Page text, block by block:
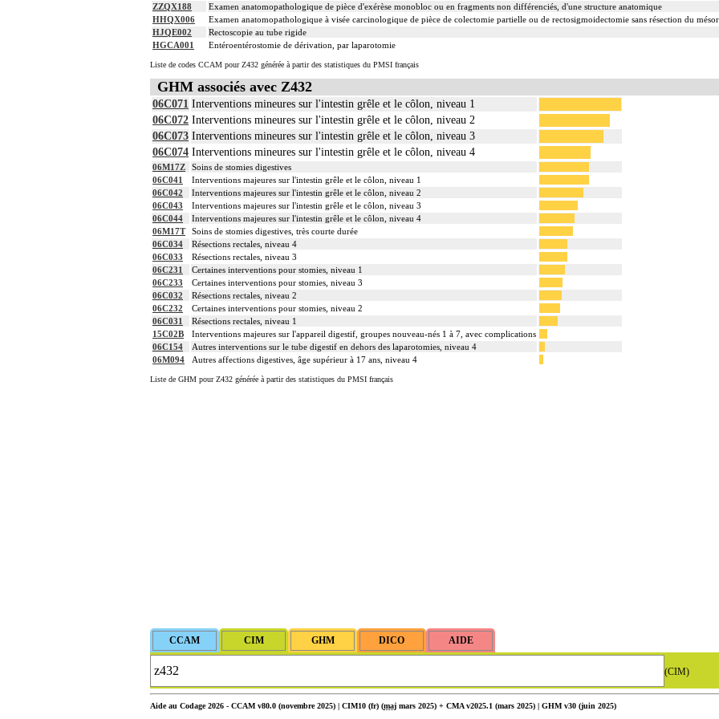
ZZQX188
Examen anatomopathologique de pièce d'exérèse monobloc ou en fragments non différenciés, d'une structure anatomique
HHQX006
Examen anatomopathologique à visée carcinologique de pièce de colectomie partielle ou de rectosigmoidectomie sans résection du
HJQE002
Rectoscopie au tube rigide
HGCA001
Entéroentérostomie de dérivation, par laparotomie
Liste de codes CCAM pour Z432 générée à partir des statistiques du PMSI français
GHM associés avec Z432
06C071 Interventions mineures sur l'intestin grêle et le côlon, niveau 1
06C072 Interventions mineures sur l'intestin grêle et le côlon, niveau 2
06C073 Interventions mineures sur l'intestin grêle et le côlon, niveau 3
06C074 Interventions mineures sur l'intestin grêle et le côlon, niveau 4
06M17Z
Soins de stomies digestives
06C041
Interventions majeures sur l'intestin grêle et le côlon, niveau 1
06C042
Interventions majeures sur l'intestin grêle et le côlon, niveau 2
06C043
Interventions majeures sur l'intestin grêle et le côlon, niveau 3
06C044
Interventions majeures sur l'intestin grêle et le côlon, niveau 4
06M17T
Soins de stomies digestives, très courte durée
06C034
Résections rectales, niveau 4
06C033
Résections rectales, niveau 3
06C231
Certaines interventions pour stomies, niveau 1
06C233
Certaines interventions pour stomies, niveau 3
06C032
Résections rectales, niveau 2
06C232
Certaines interventions pour stomies, niveau 2
06C031
Résections rectales, niveau 1
15C02B
Interventions majeures sur l'appareil digestif, groupes nouveau-nés 1 à 7, avec complications
06C154
Autres interventions sur le tube digestif en dehors des laparotomies, niveau 4
06M094
Autres affections digestives, âge supérieur à 17 ans, niveau 4
Liste de GHM pour Z432 générée à partir des statistiques du PMSI français
(CIM)
Aide au Codage 2026 - CCAM v80.0 (novembre 2025) | CIM10 (fr) (maj mars 2025) + CMA v2025.1 (mars 2025) | GHM v30 (juin 2025)